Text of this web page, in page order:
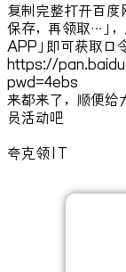
复制完整打开百度
保存，再领取…」
APP」即可获取口
https://
pwd=4ebs
来都来了，顺便
员活动吧
夸克领1T